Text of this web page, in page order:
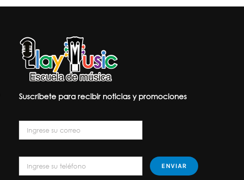
Suscríbete para recibir noticias y promociones